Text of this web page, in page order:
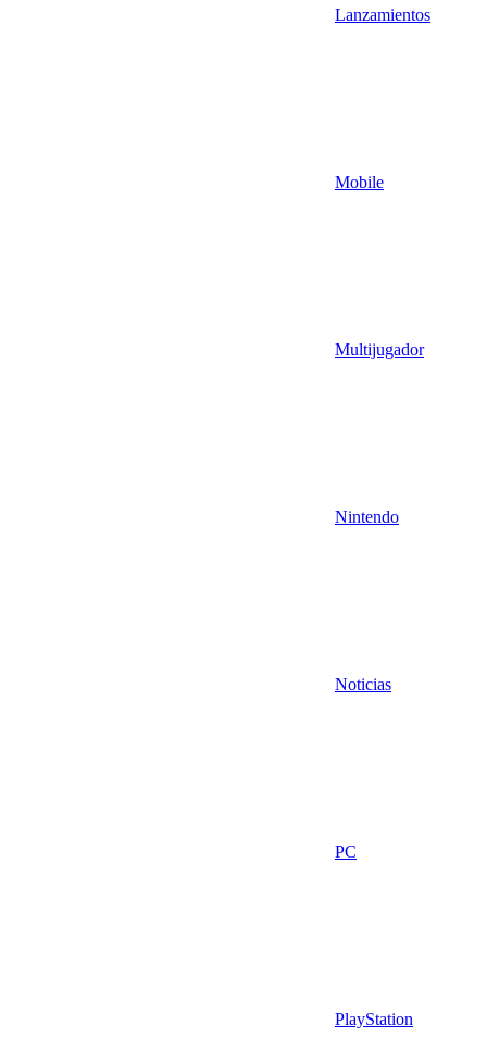
Lanzamientos
Mobile
Multijugador
Nintendo
Noticias
PC
PlayStation